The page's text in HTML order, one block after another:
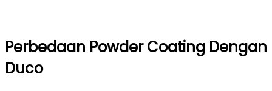
Perbedaan Powder Coating Dengan
Duco